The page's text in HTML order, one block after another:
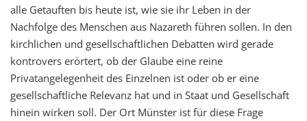
alle Getauften bis heute ist, wie sie ihr Leben in der
Nachfolge des Menschen aus Nazareth führen sollen. In den
kirchlichen und gesellschaftlichen Debatten wird gerade
kontrovers erörtert, ob der Glaube eine reine
Privatangelegenheit des Einzelnen ist oder ob er eine
gesellschaftliche Relevanz hat und in Staat und Gesellschaft
hinein wirken soll. Der Ort Münster ist für diese Frage